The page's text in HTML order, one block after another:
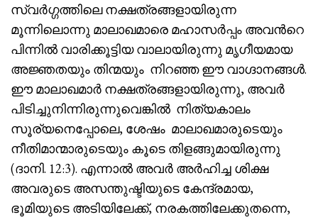
സ്വർഗ്ഗത്തിലെ നക്ഷത്രങ്ങളായിരുന്ന
മൂന്നിലൊന്നു മാലാഖമാരെ മഹാസർപ്പം അവൻറെ
പിന്നിൽ വാരിക്കൂട്ടിയ വാലായിരുന്നു മൃഗീയമായ
അജ്ഞതയും തിന്മയും നിറഞ്ഞ ഈ വാഗ്ദാനങ്ങൾ.
ഈ മാലാഖമാർ നക്ഷത്രങ്ങളായിരുന്നു, അവർ
പിടിച്ചുനിന്നിരുന്നുവെങ്കിൽ നിത്യകാലം
സൂര്യനെപ്പോലെ, ശേഷം മാലാഖമാരുടെയും
നീതിമാന്മാരുടെയും കൂടെ തിളങ്ങുമായിരുന്നു
(ദാനി. 12:3). എന്നാൽ അവർ അർഹിച്ച ശിക്ഷ
അവരുടെ അസന്തുഷ്ടിയുടെ കേന്ദ്രമായ,
ഭൂമിയുടെ അടിയിലേക്ക്, നരകത്തിലേക്കുതന്നെ,